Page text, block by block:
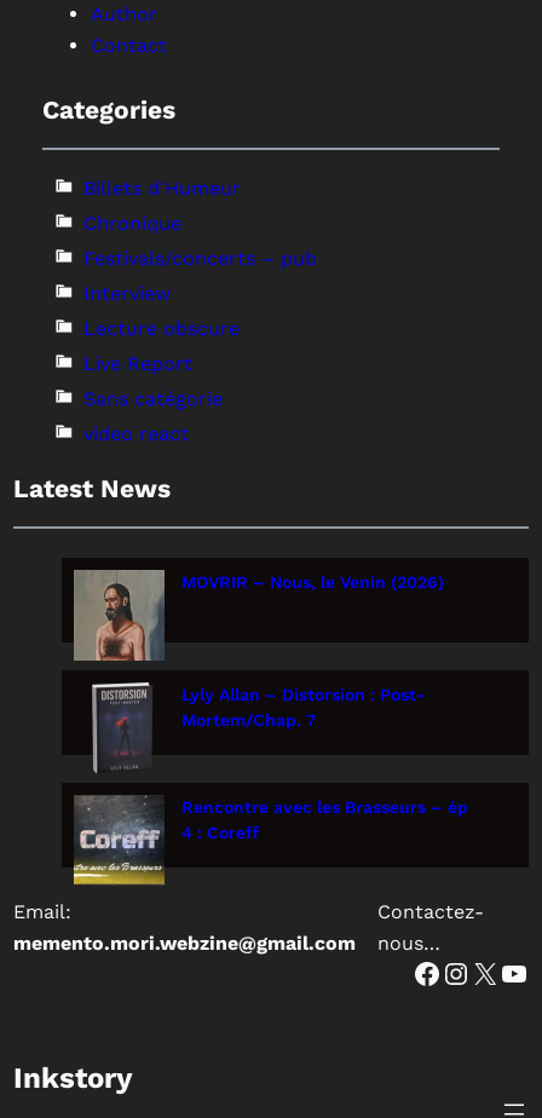
Author
Contact
Categories
Billets d'Humeur
Chronique
Festivals/concerts – pub
Interview
Lecture obscure
Live Report
Sans catégorie
video react
Latest News
MOVRIR – Nous, le Venin (2026)
Lyly Allan – Distorsion : Post-
Mortem/Chap. 7
Rencontre avec les Brasseurs – ép
4 : Coreff
Email:
memento.mori.webzine@gmail.com
Contactez-
nous…
Facebook Instagram X YouTube
Inkstory